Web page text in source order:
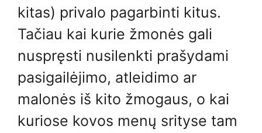
kitas) privalo pagarbinti kitus.
Tačiau kai kurie žmonės gali
nuspręsti nusilenkti prašydami
pasigailėjimo, atleidimo ar
malonės iš kito žmogaus, o kai
kuriose kovos menų srityse tam